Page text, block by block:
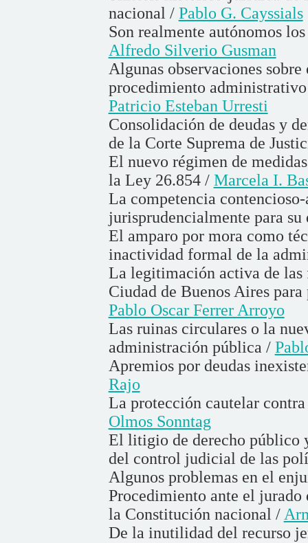
nacional / Pablo G. Cayssials
Son realmente autónomos
Alfredo Silverio Gusman
Algunas observaciones
procedimiento
Patricio Esteban Urresti
Consolidación de deudas y
de la Corte Suprema de
El nuevo régimen de
la Ley 26.854 / Marcela I.
La competencia
jurisprudencialmente para
El amparo por mora como
inactividad formal de la
La legitimación activa de las
Ciudad de Buenos Aires
Pablo Oscar Ferrer Arroyo
Las ruinas circulares o la
administración pública /
Apremios por deudas
Rajo
La protección cautelar
Olmos Sonntag
El litigio de derecho público
del control judicial de las
Algunos problemas en el
Procedimiento ante el jurado
la Constitución nacional /
De la inutilidad del recurso